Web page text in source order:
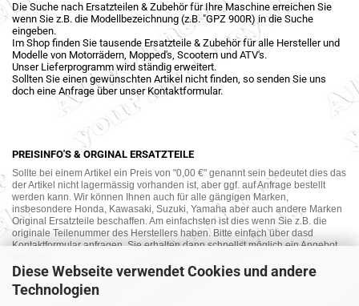
Diese Webseite verwendet Cookies und andere
Technologien
Die Suche nach Ersatzteilen & Zubehör für Ihre Maschine erreichen Sie
wenn Sie z.B. die Modellbezeichnung (z.B. "GPZ 900R) in die Suche
eingeben.
Im Shop finden Sie tausende Ersatzteile & Zubehör für alle Hersteller und
Modelle von Motorrädern, Mopped's, Scootern und ATV's.
Unser Lieferprogramm wird ständig erweitert.
Sollten Sie einen gewünschten Artikel nicht finden, so senden Sie uns
doch eine Anfrage über unser Kontaktformular.
PREISINFO'S & ORGINAL ERSATZTEILE
Sollte bei einem Artikel ein Preis von "0,00 €" genannt sein bedeutet dies das
der Artikel nicht lagermässig vorhanden ist, aber ggf. auf Anfrage bestellt
werden kann. Wir können Ihnen auch für alle gängigen Marken,
insbesondere Honda, Kawasaki, Suzuki, Yamaha aber auch andere Marken
Original Ersatzteile beschaffen. Am einfachsten ist dies wenn Sie z.B. die
originale Teilenummer des Herstellers haben. Bitte einfach über dasd
Kontaktformular anfragen. Sie erhalten dann schnellst möglich ein Angebot